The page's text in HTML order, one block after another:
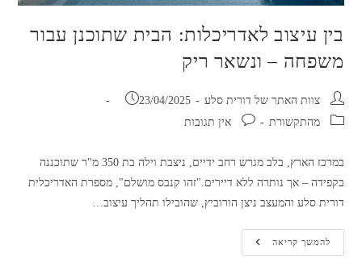
בין עיצוב לאדריכלות: הבית שתוכנן עבור
משפחה – ונשאר ריק
מחבר:צוות האתר של דורית סלע פורסם:
23/04/2025
קטגוריה:מהתקשורת תגובות:אין תגובות
במרכז הארץ, בלב מגרש רחב ידיים, ניצבת וילה בת 350 מ"ר שתוכננה
בקפידה – אך נותרה ללא דיירים."זהו קנבס מושלם", מספרת האדריכלית
דורית סלע והמעצב ניצן הורוביץ, שהובילו תהליך עיצוב…
להמשך קריאהבין
עיצוב